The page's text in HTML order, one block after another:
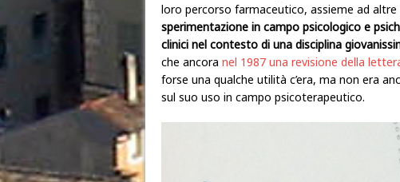
loro percorso farmaceutico, assieme ad
sperimentazione in campo psicologico e
clinici nel contesto di una disciplina
che ancora nel 1987 una revisione della
forse una qualche utilità c’era, ma non era
sul suo uso in campo psicoterapeutico.